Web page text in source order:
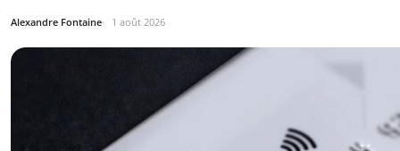
Alexandre Fontaine 1 août 2026